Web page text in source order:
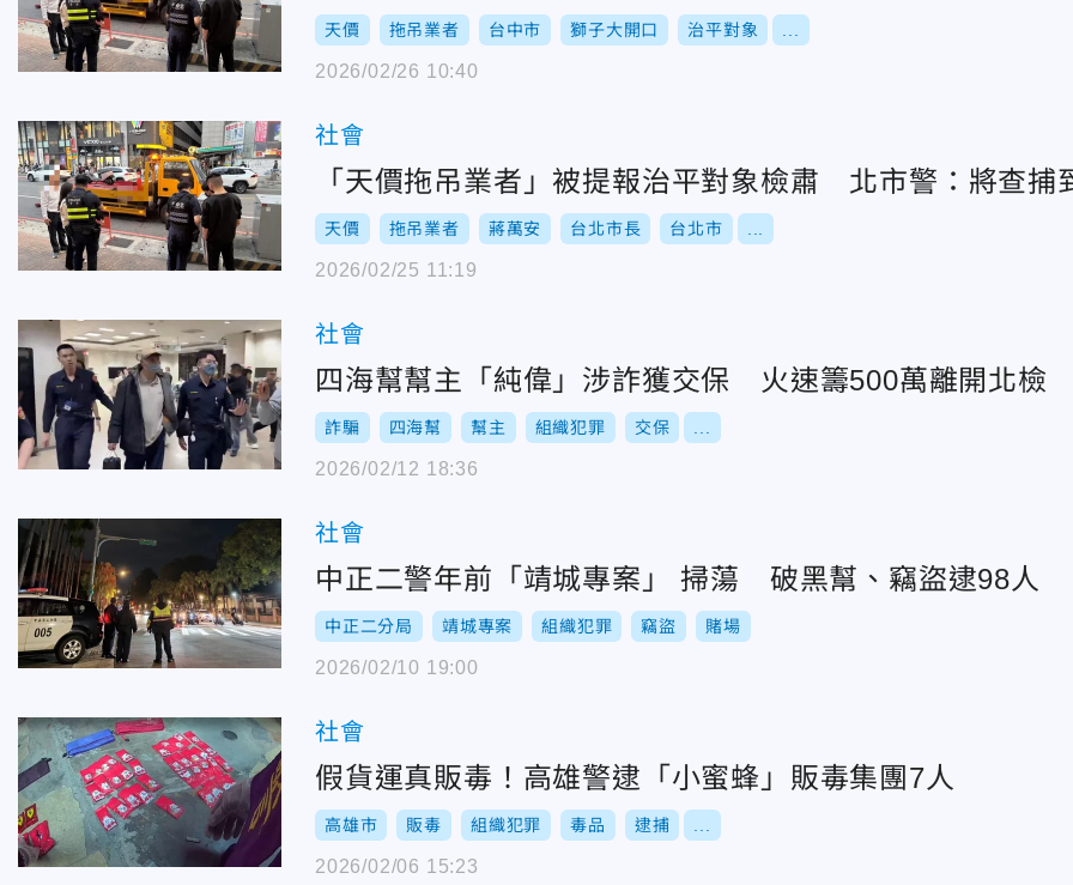
天價 拖吊業者 台中市 獅子大開口 治平對象
2026/02/26 10:40
社會
「天價拖吊業者」被提報治平對象檢肅 北市警：將查捕
天價 拖吊業者 蔣萬安 台北市長 台北市
2026/02/25 11:19
社會
四海幫幫主「純偉」涉詐獲交保 火速籌500萬離開北檢
詐騙 四海幫 幫主 組織犯罪 交保
2026/02/12 18:36
社會
中正二警年前「靖城專案」 掃蕩 破黑幫、竊盜逮98人
中正二分局 靖城專案 組織犯罪 竊盜 賭場
2026/02/10 19:00
社會
假貨運真販毒！高雄警逮「小蜜蜂」販毒集團7人
高雄市 販毒 組織犯罪 毒品 逮捕
2026/02/06 15:23